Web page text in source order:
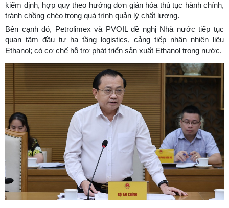
kiểm định, hợp quy theo hướng đơn giản hóa thủ tục hành chính,
tránh chồng chéo trong quá trình quản lý chất lượng.
Bên cạnh đó, Petrolimex và PVOIL đề nghị Nhà nước tiếp tục
quan tâm đầu tư hạ tầng logistics, cảng tiếp nhận nhiên liệu
Ethanol; có cơ chế hỗ trợ phát triển sản xuất Ethanol trong nước.